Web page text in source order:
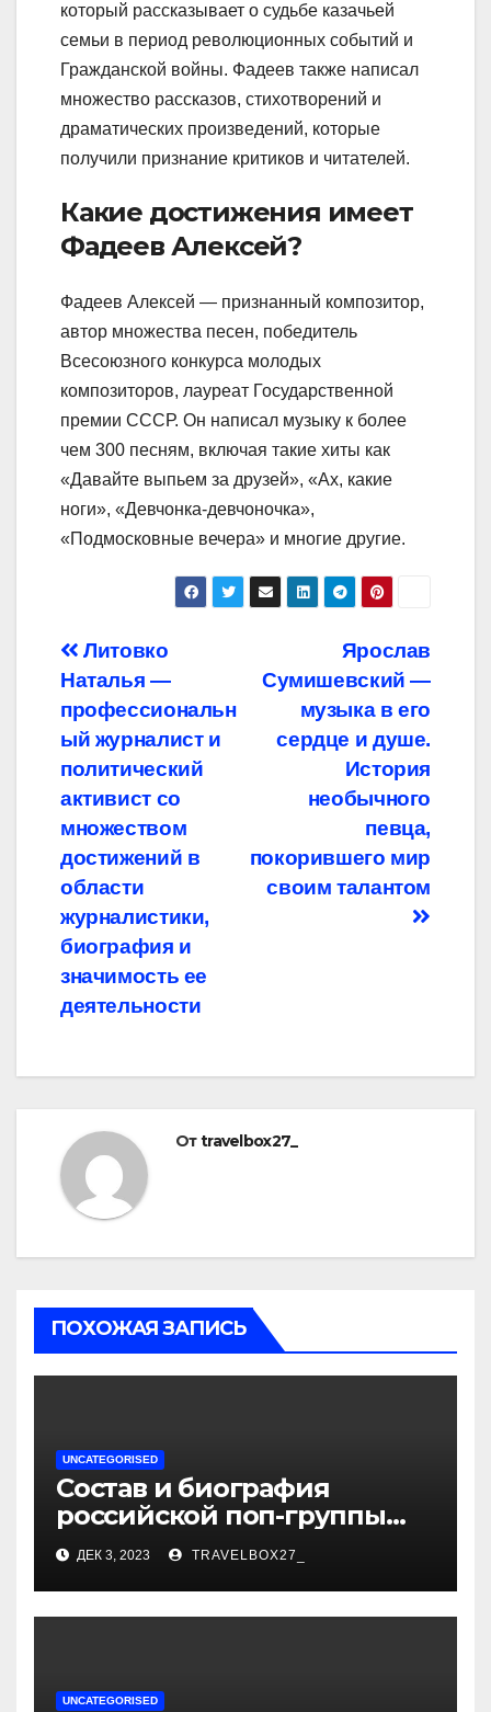
который рассказывает о судьбе казачьей
семьи в период революционных событий и
Гражданской войны. Фадеев также написал
множество рассказов, стихотворений и
драматических произведений, которые
получили признание критиков и читателей.
Какие достижения имеет
Фадеев Алексей?
Фадеев Алексей — признанный композитор,
автор множества песен, победитель
Всесоюзного конкурса молодых
композиторов, лауреат Государственной
премии СССР. Он написал музыку к более
чем 300 песням, включая такие хиты как
«Давайте выпьем за друзей», «Ах, какие
ноги», «Девчонка-девчоночка»,
«Подмосковные вечера» и многие другие.
Навигация
по
записям
Ярослав
Сумишевский —
музыка в его
сердце и душе.
История
необычного
певца,
покорившего мир
своим талантом
Литовко
Наталья —
профессиональн
ый журналист и
политический
активист со
множеством
достижений в
области
журналистики,
биография и
значимость ее
деятельности
Отtravelbox27_
ПОХОЖАЯ ЗАПИСЬ
UNCATEGORISED
Состав и биография
российской поп-группы
«Иванушки интернешнл»
— история успеха, музыка
и судьбы участников
ДЕК 3, 2023 TRAVELBOX27_
UNCATEGORISED